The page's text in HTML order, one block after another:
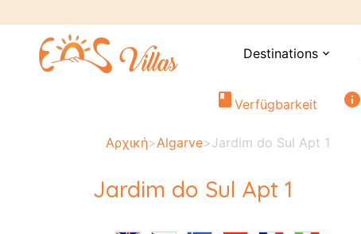
Destinations expand_more
book Verfügbarkeit info
Αρχική>Algarve>Jardim do Sul Apt 1
Jardim do Sul Apt 1